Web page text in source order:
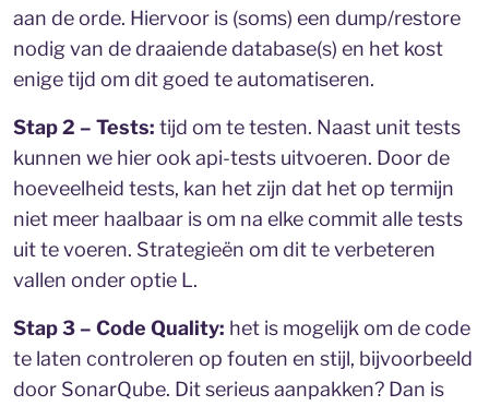
aan de orde. Hiervoor is (soms) een dump/restore
nodig van de draaiende database(s) en het kost
enige tijd om dit goed te automatiseren.
Stap 2 – Tests: tijd om te testen. Naast unit tests
kunnen we hier ook api-tests uitvoeren. Door de
hoeveelheid tests, kan het zijn dat het op termijn
niet meer haalbaar is om na elke commit alle tests
uit te voeren. Strategieën om dit te verbeteren
vallen onder optie L.
Stap 3 – Code Quality: het is mogelijk om de code
te laten controleren op fouten en stijl, bijvoorbeeld
door SonarQube. Dit serieus aanpakken? Dan is